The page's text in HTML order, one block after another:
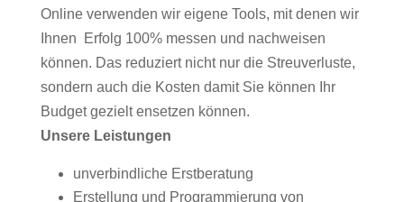
Online verwenden wir eigene Tools, mit denen wir
Ihnen Erfolg 100% messen und nachweisen
können. Das reduziert nicht nur die Streuverluste,
sondern auch die Kosten damit Sie können Ihr
Budget gezielt ensetzen können.
Unsere Leistungen
unverbindliche Erstberatung
Erstellung und Programmierung von